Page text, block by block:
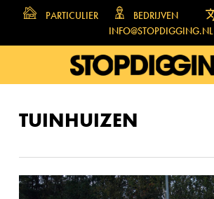
main
PARTICULIER BEDRIJVEN
INFO@STOPDIGGING.NL
TUINHUIZEN